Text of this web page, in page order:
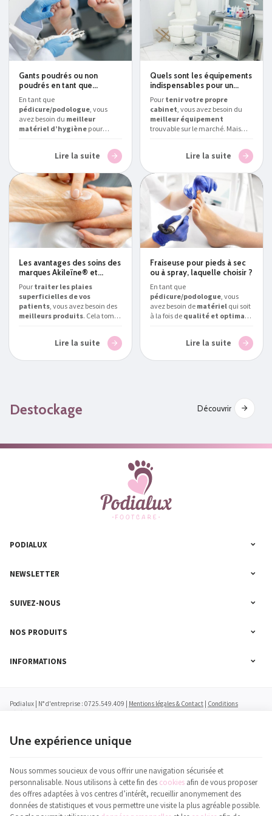
Gants poudrés ou non
poudrés en tant que
En tant que
pédicure/podologue , vous
avez besoin du meilleur
matériel d’hygiène pour
, expert en la
matière, vous explique s’il vaut
poudrés ou non poudrés
comme consommablesen
Franceet en Belgique.
Lire la suite
Quels sont les équipements
indispensables pour un
pédicure/podologue ?
Pour tenir votre propre
cabinet , vous avez besoin du
meilleur équipement
trouvable sur le marché. Mais
, expert
en la matière, vous présente le
podologue professionnel
indispensable en Belgique
Lire la suite
Les avantages des soins des
marques Akileïne® et
Pour traiter les plaies
superficielles de vos
patients , vous avez besoin des
meilleurs produits. Cela tombe
, spécialiste
soins pourLire la suite
Fraiseuse pour pieds à sec
ou à spray, laquelle choisir ?
En tant que
pédicure/podologue , vous
avez besoin de matériel qui soit
à la fois de qualité et optimal
, expert en la matière,
vous aide à répondre à la
Lire la suite
Destockage Découvrir
NEWSLETTER
SUIVEZ-NOUS
PODIALUX
NOS PRODUITS
INFORMATIONS
Podialux | N° d'entreprise : 0725.549.409 | Mentions légales & Contact | Conditions
générales
© Copyright 2023-2026 -E-net Business , accélérateur d'e-commerce pour commerçants,
Une expérience unique
Nous sommes soucieux de vous offrir une navigation sécurisée et
personnalisable. Nous utilisons à cette fin des cookies afin de vous proposer
des offres adaptées à vos centres d’intérêt, recueillir anonymement des
données de statistiques et vous permettre une visite la plus agréable possible.